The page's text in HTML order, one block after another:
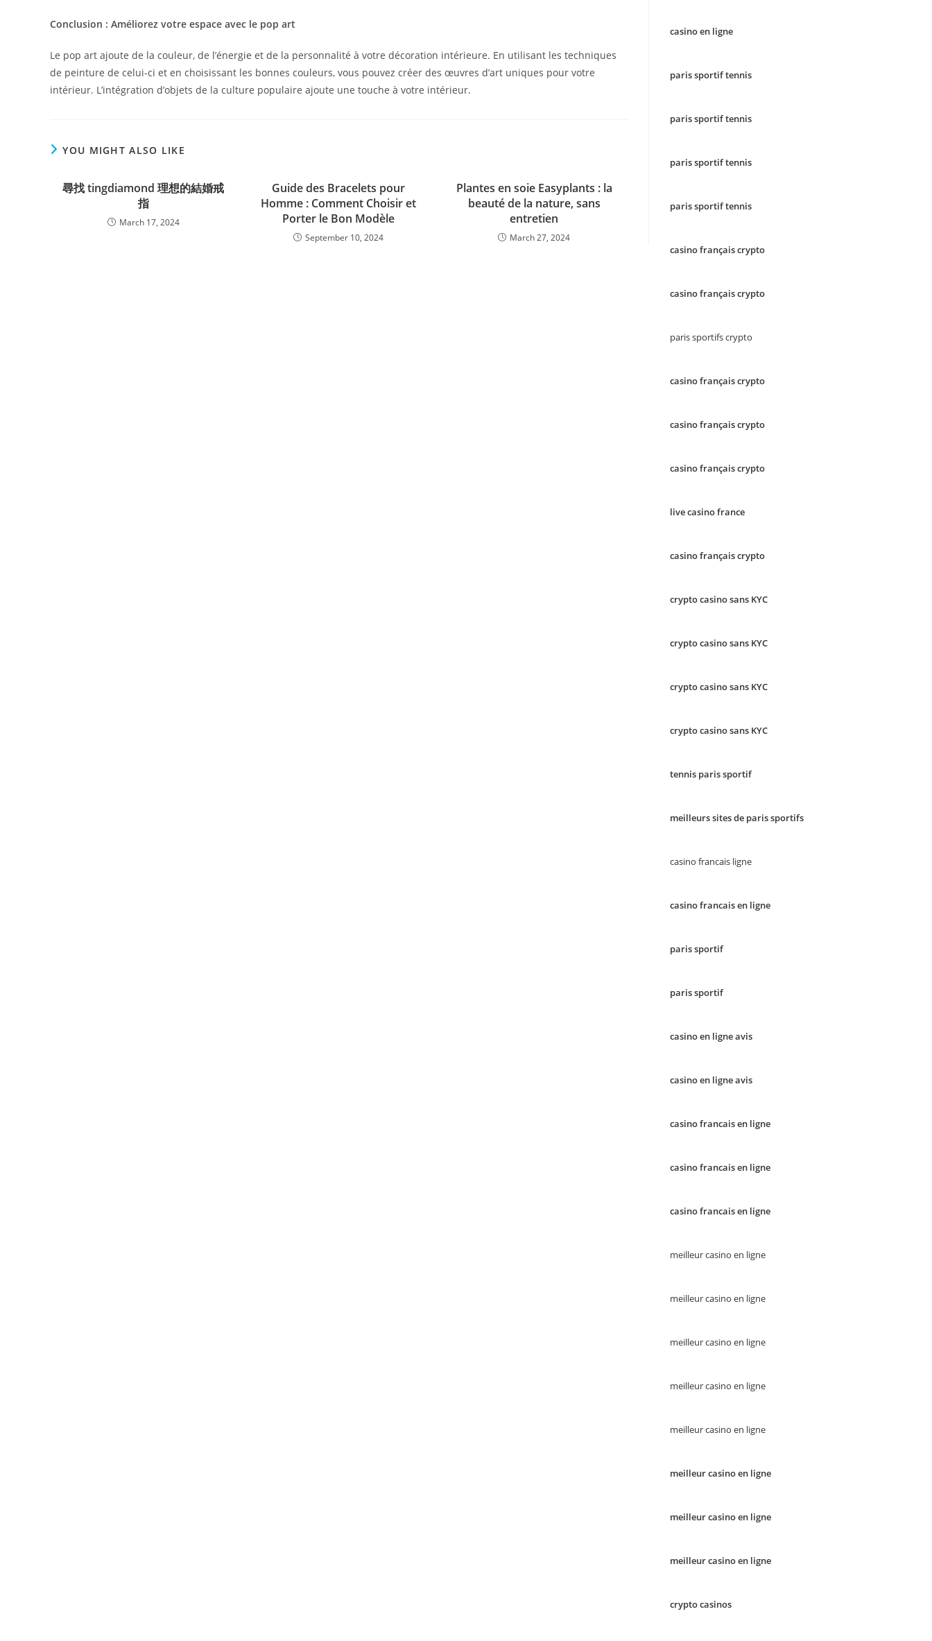
Conclusion : Améliorez votre espace avec le pop art
Le pop art ajoute de la couleur, de l’énergie et de la personnalité à votre décoration intérieure. En utilisant les techniques
de peinture de celui-ci et en choisissant les bonnes couleurs, vous pouvez créer des œuvres d’art uniques pour votre
intérieur. L’intégration d’objets de la culture populaire ajoute une touche à votre intérieur.
YOU MIGHT ALSO LIKE
尋找 tingdiamond 理想的結婚戒
指
March 17, 2024
Guide des Bracelets pour
Homme : Comment Choisir et
Porter le Bon Modèle
September 10, 2024
Plantes en soie Easyplants : la
beauté de la nature, sans
entretien
March 27, 2024
casino en ligne
paris sportif tennis
paris sportif tennis
paris sportif tennis
paris sportif tennis
casino français crypto
casino français crypto
paris sportifs crypto
casino français crypto
casino français crypto
casino français crypto
live casino france
casino français crypto
crypto casino sans KYC
crypto casino sans KYC
crypto casino sans KYC
crypto casino sans KYC
tennis paris sportif
meilleurs sites de paris sportifs
casino francais ligne
casino francais en ligne
paris sportif
paris sportif
casino en ligne avis
casino en ligne avis
casino francais en ligne
casino francais en ligne
casino francais en ligne
meilleur casino en ligne
meilleur casino en ligne
meilleur casino en ligne
meilleur casino en ligne
meilleur casino en ligne
meilleur casino en ligne
meilleur casino en ligne
meilleur casino en ligne
crypto casinos